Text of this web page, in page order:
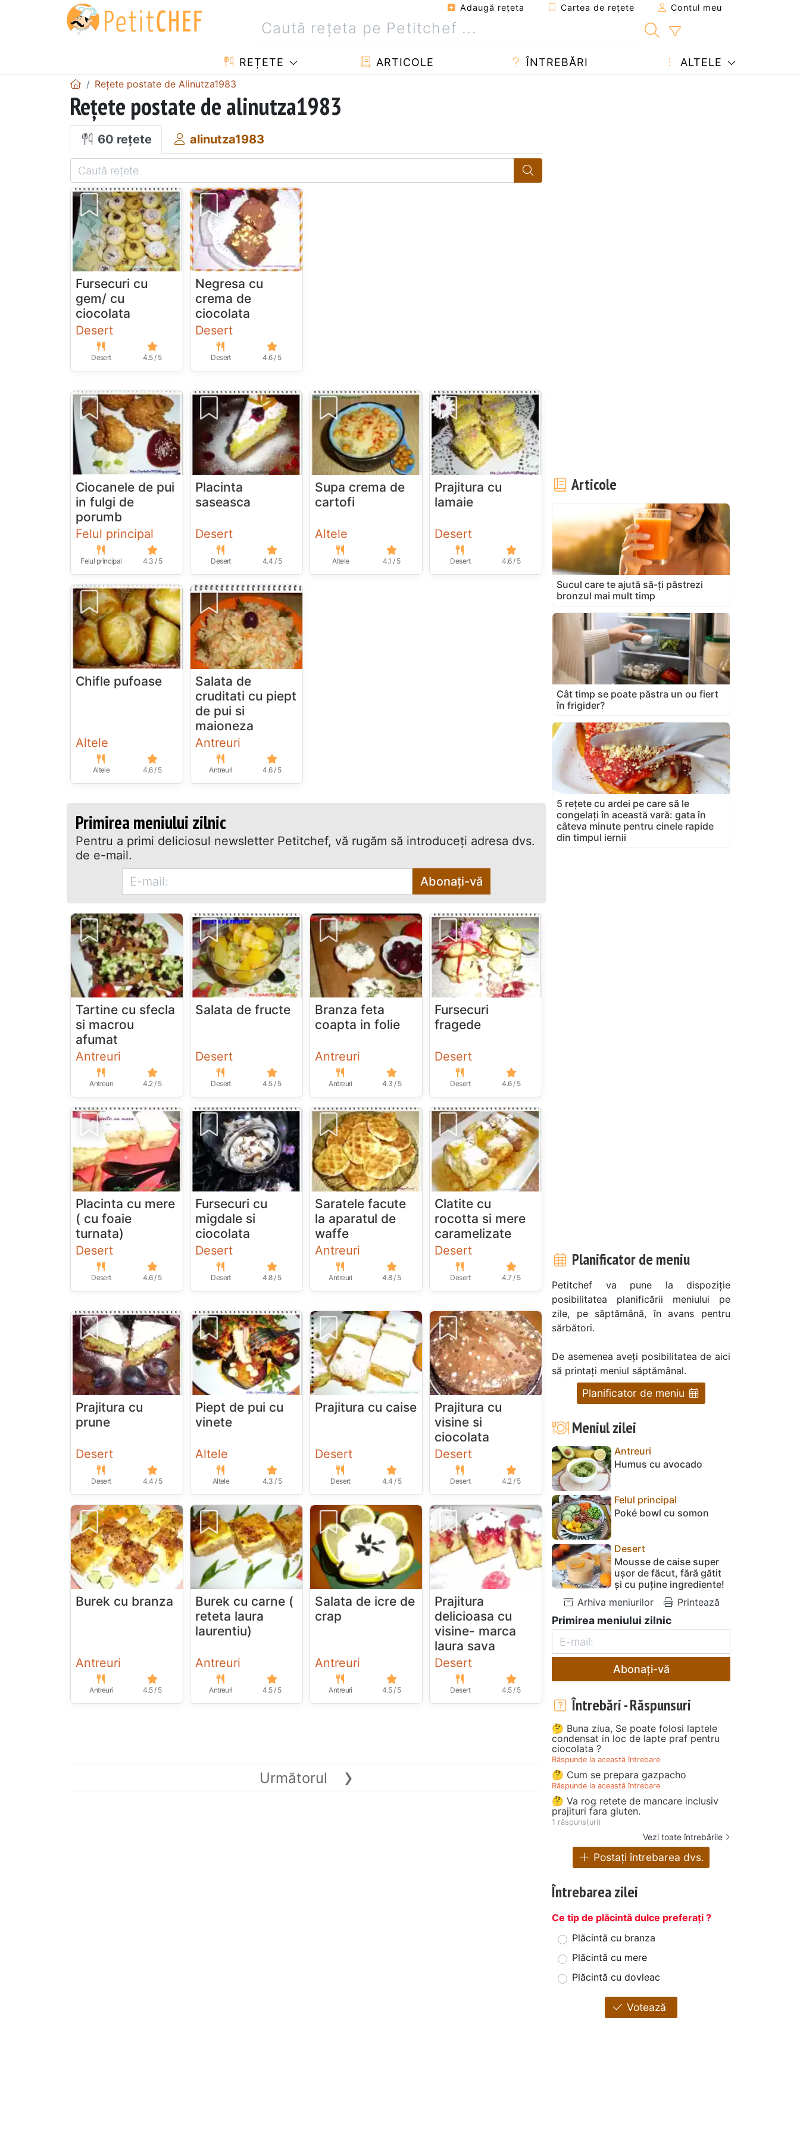
Adaugă reţeta Cartea de rețete Contul meu
REȚETE ARTICOLE ÎNTREBĂRI ALTELE
Rețete postate de Alinutza1983
Rețete postate de alinutza1983
60 rețete alinutza1983
Fursecuri cu
gem/ cu
ciocolata
Desert
Desert 4.5 / 5
Negresa cu
crema de
ciocolata
Desert
Desert 4.6 / 5
Ciocanele de pui
in fulgi de
porumb
Felul principal
Felul principal 4.3 / 5
Placinta
saseasca
Desert
Desert 4.4 / 5
Supa crema de
cartofi
Altele
Altele 4.1 / 5
Prajitura cu
lamaie
Desert
Desert 4.6 / 5
Chifle pufoase
Altele
Altele 4.6 / 5
Salata de
cruditati cu piept
de pui si
maioneza
Antreuri
Antreuri 4.6 / 5
Primirea meniului zilnic
Pentru a primi deliciosul newsletter Petitchef, vă rugăm să introduceţi adresa dvs.
de e-mail.
Abonați-vă
Tartine cu sfecla
si macrou
afumat
Antreuri
Antreuri 4.2 / 5
Salata de fructe
Desert
Desert 4.5 / 5
Branza feta
coapta in folie
Antreuri
Antreuri 4.3 / 5
Fursecuri
fragede
Desert
Desert 4.6 / 5
Placinta cu mere
( cu foaie
turnata)
Desert
Desert 4.6 / 5
Fursecuri cu
migdale si
ciocolata
Desert
Desert 4.8 / 5
Saratele facute
la aparatul de
waffe
Antreuri
Antreuri 4.8 / 5
Clatite cu
rocotta si mere
caramelizate
Desert
Desert 4.7 / 5
Prajitura cu
prune
Desert
Desert 4.4 / 5
Piept de pui cu
vinete
Altele
Altele 4.3 / 5
Prajitura cu caise
Desert
Desert 4.4 / 5
Prajitura cu
visine si
ciocolata
Desert
Desert 4.2 / 5
Burek cu branza
Antreuri
Antreuri 4.5 / 5
Burek cu carne (
reteta laura
laurentiu)
Antreuri
Antreuri 4.5 / 5
Salata de icre de
crap
Antreuri
Antreuri 4.5 / 5
Prajitura
delicioasa cu
visine- marca
laura sava
Desert
Desert 4.5 / 5
Următorul ›
Articole
Sucul care te ajută să-ți păstrezi
bronzul mai mult timp
Cât timp se poate păstra un ou fiert
în frigider?
5 rețete cu ardei pe care să le
congelați în această vară: gata în
câteva minute pentru cinele rapide
din timpul iernii
Planificator de meniu
Petitchef va pune la dispoziție
posibilitatea planificării meniului pe
zile, pe săptămână, în avans pentru
sărbători.
De asemenea aveți posibilitatea de aici
să printați meniul săptămânal.
Planificator de meniu
Meniul zilei
Antreuri
Humus cu avocado
Felul principal
Poké bowl cu somon
Desert
Mousse de caise super
ușor de făcut, fără gătit
și cu puține ingrediente!
Arhiva meniurilor
Printează
Primirea meniului zilnic
Abonați-vă
Întrebări - Răspunsuri
🤔 Buna ziua, Se poate folosi laptele
condensat in loc de lapte praf pentru
ciocolata ?
Răspunde la această întrebare
🤔 Cum se prepara gazpacho
Răspunde la această întrebare
🤔 Va rog retete de mancare inclusiv
prajituri fara gluten.
1 răspuns(uri)
Vezi toate întrebările
Postați întrebarea dvs.
Întrebarea zilei
Ce tip de plăcintă dulce preferați ?
Plăcintă cu branza
Plăcintă cu mere
Plăcintă cu dovleac
Votează